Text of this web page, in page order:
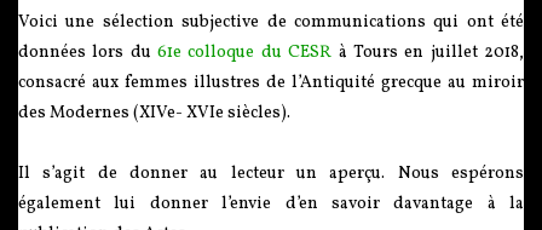
Voici une sélection subjective de communications qui ont été
données lors du61e colloque du CESR à Tours en juillet 2018,
consacré aux femmes illustres de l’Antiquité grecque au miroir
des Modernes (XIVe- XVIe siècles).
Il s’agit de donner au lecteur un aperçu. Nous espérons
également lui donner l’envie d’en savoir davantage à la